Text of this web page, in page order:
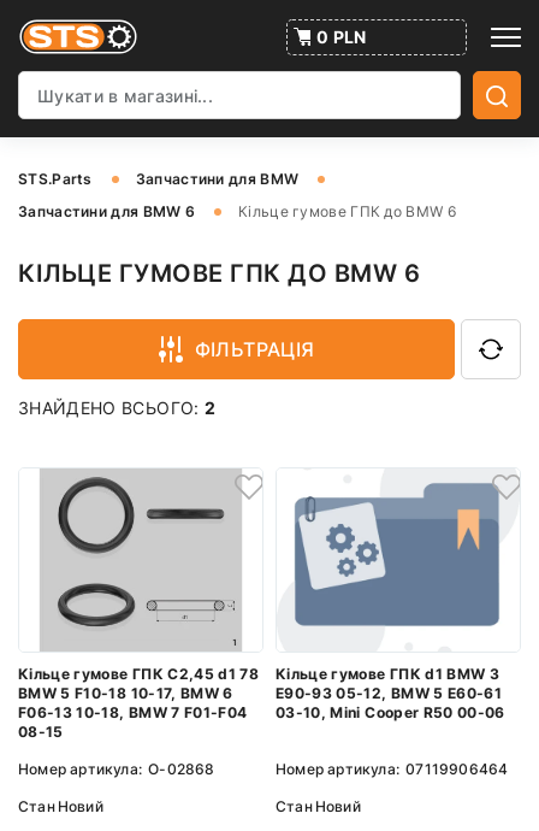
0 PLN
STS.Parts
Запчастини для BMW
Запчастини для BMW 6
Кільце гумове ГПК до BMW 6
КІЛЬЦЕ ГУМОВЕ ГПК ДО BMW 6
ФІЛЬТРАЦІЯ
ЗНАЙДЕНО ВСЬОГО: 2
Кільце гумове ГПК C2,45 d1 78
BMW 5 F10-18 10-17, BMW 6
F06-13 10-18, BMW 7 F01-F04
08-15
Номер артикула: O-02868
Стан Новий
Кільце гумове ГПК d1 BMW 3
E90-93 05-12, BMW 5 E60-61
03-10, Mini Cooper R50 00-06
Номер артикула: 07119906464
Стан Новий